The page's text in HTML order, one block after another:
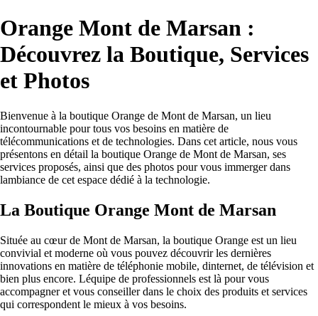
Orange Mont de Marsan :
Découvrez la Boutique, Services
et Photos
Bienvenue à la boutique Orange de Mont de Marsan, un lieu
incontournable pour tous vos besoins en matière de
télécommunications et de technologies. Dans cet article, nous vous
présentons en détail la boutique Orange de Mont de Marsan, ses
services proposés, ainsi que des photos pour vous immerger dans
lambiance de cet espace dédié à la technologie.
La Boutique Orange Mont de Marsan
Située au cœur de Mont de Marsan, la boutique Orange est un lieu
convivial et moderne où vous pouvez découvrir les dernières
innovations en matière de téléphonie mobile, dinternet, de télévision et
bien plus encore. Léquipe de professionnels est là pour vous
accompagner et vous conseiller dans le choix des produits et services
qui correspondent le mieux à vos besoins.